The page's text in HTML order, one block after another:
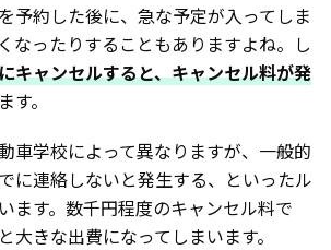
予約した後に、急な予定が入ってしま
なったりすることもありますよね。し
キャンセルすると、キャンセル料が発
す。
車学校によって異なりますが、一般的
に連絡しないと発生する、といったル
ます。数千円程度のキャンセル料で
大きな出費になってしまいます。